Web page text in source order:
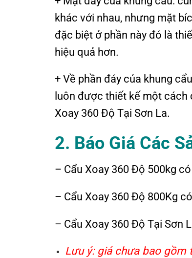
khác với nhau, nhưng mặt
đặc biệt ở phần này đó là
hiệu quả hơn.
+ Về phần đáy của khung
luôn được thiết kế một
Xoay 360 Độ Tại Sơn La.
2. Báo Giá Các
– Cẩu Xoay 360 Độ 500kg
– Cẩu Xoay 360 Độ 800Kg
– Cẩu Xoay 360 Độ Tại Sơn
Lưu ý: giá chưa bao gồm